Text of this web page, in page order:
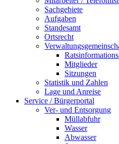
Sachgebiete
Aufgaben
Standesamt
Ortsrecht
Mitglieder
Sitzungen
Statistik und Zahlen
Lage und Anreise
Service / Bürgerportal
Ver- und Entsorgung
Müllabfuhr
Wasser
Abwasser